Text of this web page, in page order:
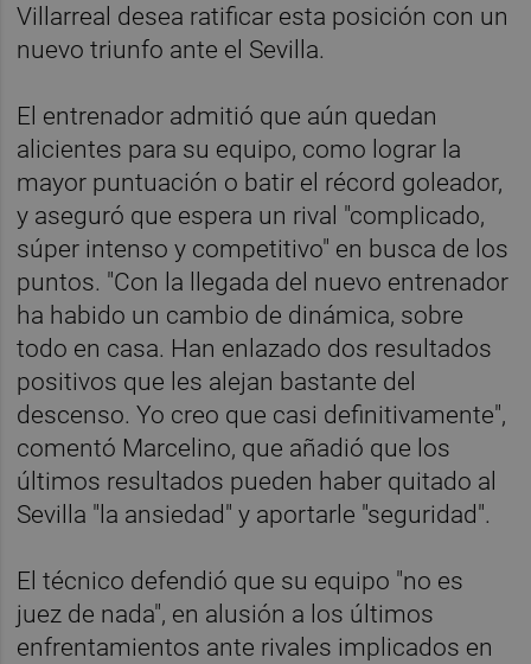
Villarreal desea ratificar esta posición con un
nuevo triunfo ante el Sevilla.
El entrenador admitió que aún quedan
alicientes para su equipo, como lograr la
mayor puntuación o batir el récord goleador,
y aseguró que espera un rival "complicado,
súper intenso y competitivo" en busca de los
puntos. "Con la llegada del nuevo entrenador
ha habido un cambio de dinámica, sobre
todo en casa. Han enlazado dos resultados
positivos que les alejan bastante del
descenso. Yo creo que casi definitivamente",
comentó Marcelino, que añadió que los
últimos resultados pueden haber quitado al
Sevilla "la ansiedad" y aportarle "seguridad".
El técnico defendió que su equipo "no es
juez de nada", en alusión a los últimos
enfrentamientos ante rivales implicados en